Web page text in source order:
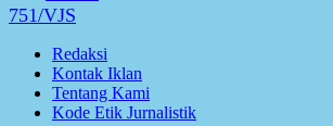
751/VJS
Redaksi
Kontak Iklan
Tentang Kami
Kode Etik Jurnalistik